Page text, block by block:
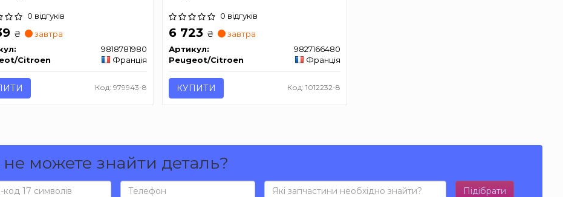
0 відгуків
₴
завтра
9818781980
Citroen
Франція
Код: 979943-8
0 відгуків
6 723 ₴
завтра
Артикул:
9827166480
Peugeot/Citroen
Франція
КУПИТИ Код: 1012232-8
можете знайти деталь?
Підібрати